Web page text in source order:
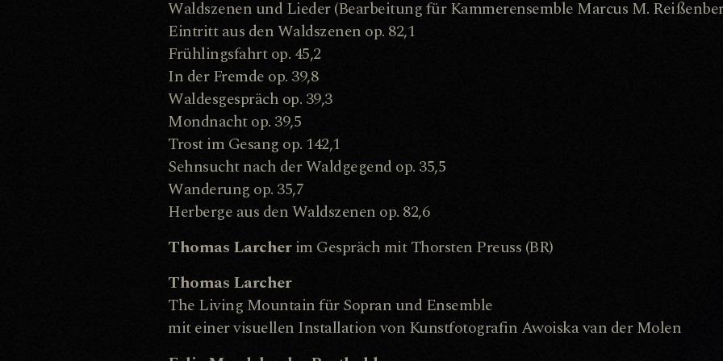
Waldszenen und Lieder (Bearbeitung für Kammerensemble Marcus M.
Eintritt aus den Waldszenen op. 82,1
Frühlingsfahrt op. 45,2
In der Fremde op. 39,8
Waldesgespräch op. 39,3
Mondnacht op. 39,5
Trost im Gesang op. 142,1
Sehnsucht nach der Waldgegend op. 35,5
Wanderung op. 35,7
Herberge aus den Waldszenen op. 82,6
Thomas Larcherim Gespräch mit Thorsten Preuss (BR)
Thomas Larcher
The Living Mountain für Sopran und Ensemble
mit einer visuellen Installation von Kunstfotografin Awoiska van der Molen